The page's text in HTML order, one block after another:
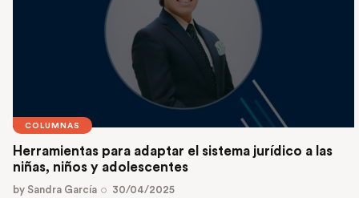
COLUMNAS
Herramientas para adaptar el sistema jurídico a las
niñas, niños y adolescentes
by Sandra García 30/04/2025